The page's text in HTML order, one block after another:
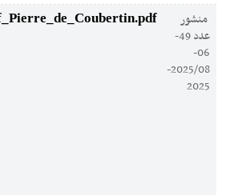
منشور
عدد 49-
06-
2025/08-
2025
Circulaire_lycee_sportif_Pierre_de_Coubertin.pdf